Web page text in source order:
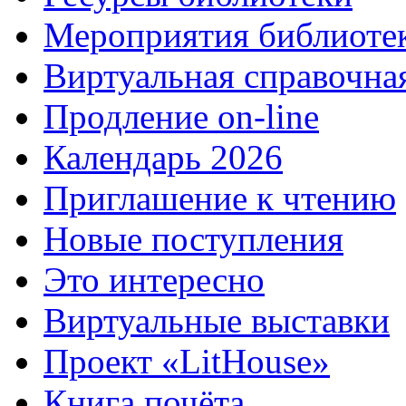
Мероприятия
Виртуальная
Продление on-line
Календарь 2026
Приглашение к чтению
Новые поступления
Это интересно
Виртуальные выставки
Проект «LitHouse»